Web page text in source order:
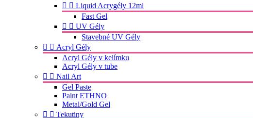
  Liquid Acrygély 12ml
Fast Gel
  UV Gély
Stavebné UV Gély
  Acryl Gély
Acryl Gély v kelímku
Acryl Gély v tube
  Nail Art
Gel Paste
Paint ETHNO
Metal/Gold Gel
  Tekutiny